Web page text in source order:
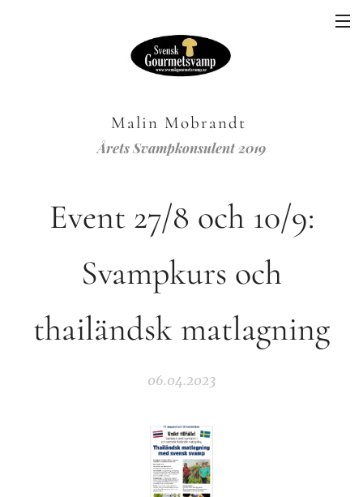
Malin Mobrandt
Årets Svampkonsulent 2019
Event 27/8 och 10/9:
Svampkurs och
thailändsk matlagning
06.04.2023